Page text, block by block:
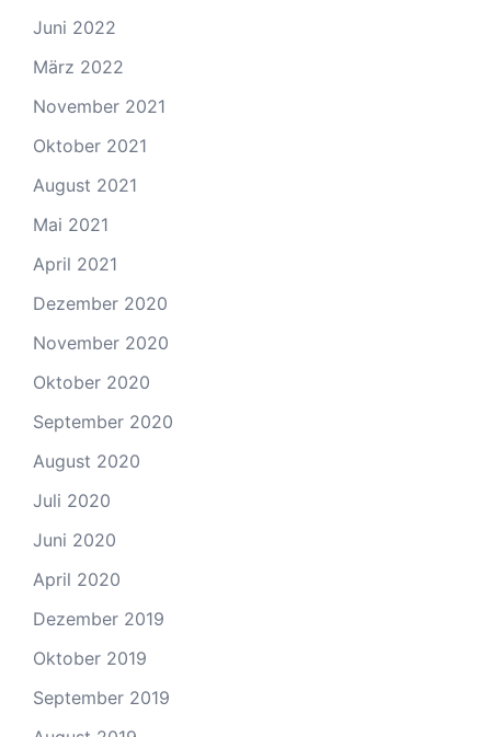
Juni 2022
März 2022
November 2021
Oktober 2021
August 2021
Mai 2021
April 2021
Dezember 2020
November 2020
Oktober 2020
September 2020
August 2020
Juli 2020
Juni 2020
April 2020
Dezember 2019
Oktober 2019
September 2019